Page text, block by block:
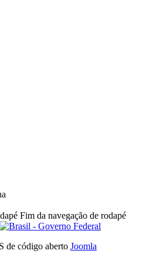
Fim da navegação de rodapé
de código aberto Joomla